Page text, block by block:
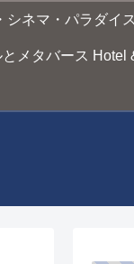
シネマ・パラダイス
とメタバース Hotel